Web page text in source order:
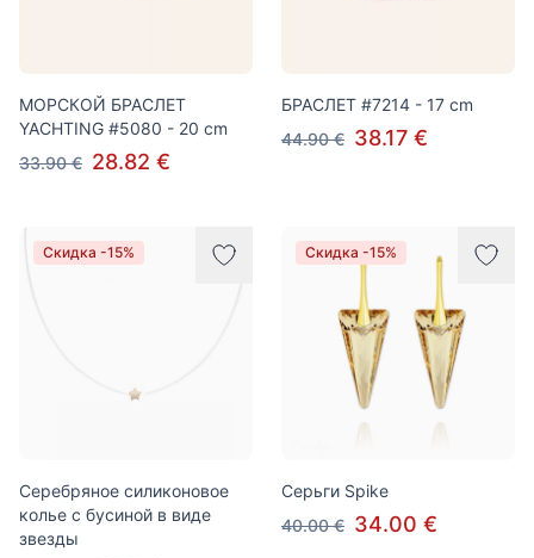
МОРСКОЙ БРАСЛЕТ
YACHTING #5080 - 20 cm
33.90 € 28.82 €
БРАСЛЕТ #7214 - 17 cm
44.90 € 38.17 €
Скидка -15%
Серебряное силиконовое
колье с бусиной в виде
звезды
Скидка -15%
Серьги Spike
40.00 € 34.00 €